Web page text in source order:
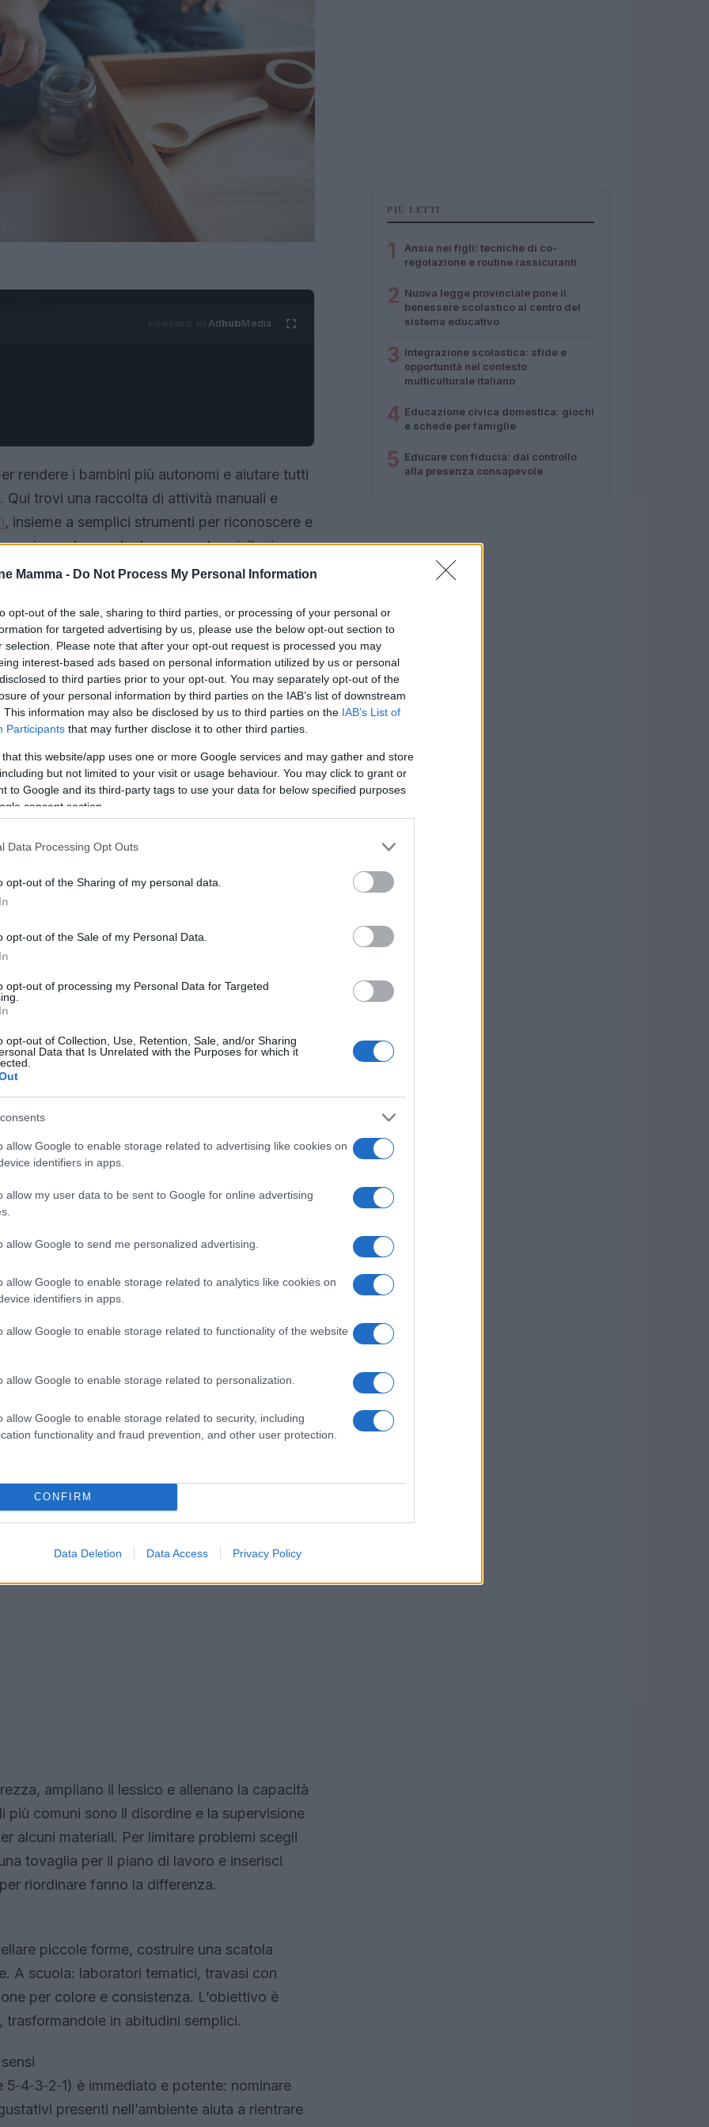
Mamma - Do Not Process My Personal Information
opt-out of the sale, sharing to third parties, or processing of your personal or
for targeted advertising by us, please use the below opt-out section to
selection. Please note that after your opt-out request is processed you may
interest-based ads based on personal information utilized by us or personal
to third parties prior to your opt-out. You may separately opt-out of the
of your personal information by third parties on the IAB’s list of downstream
This information may also be disclosed by us to third parties on the IAB’s List of
Participants that may further disclose it to other third parties.
that this website/app uses one or more Google services and may gather and store
but not limited to your visit or usage behaviour. You may click to grant or
to Google and its third-party tags to use your data for below specified purposes
consent section.
Data Processing Opt Outs
opt-out of the Sharing of my personal data.
opt-out of the Sale of my Personal Data.
opt-out of processing my Personal Data for Targeted
opt-out of Collection, Use, Retention, Sale, and/or Sharing
Data that Is Unrelated with the Purposes for which it
allow Google to enable storage related to advertising like cookies on
identifiers in apps.
allow my user data to be sent to Google for online advertising
allow Google to send me personalized advertising.
allow Google to enable storage related to analytics like cookies on
identifiers in apps.
allow Google to enable storage related to functionality of the website
allow Google to enable storage related to personalization.
allow Google to enable storage related to security, including
functionality and fraud prevention, and other user protection.
CONFIRM
Data Deletion Data Access Privacy Policy
AdhubMedia
rendere i bambini più autonomi e aiutare tutti
trovi una raccolta di attività manuali e
, insieme a semplici strumenti per riconoscere e
sia per la scuola. Le proposte privilegiano
ripetibili: ingredienti che, se applicati con
introduzione rapida, dimostrazione
Il formato ideale è 10–20 minuti:
L’adulto non svolge il compito al posto
con calma e interviene solo quando
motricità fine, la pianificazione dei gesti e la
Prova la “scatola azzurra” con piccoli
(pasta di sale o paste al bicarbonato) e
e coordinazione mano‑occhio. Queste
impressioni e sensazioni — utile per arricchire
una postazione ordinata con pochi
il procedimento; poi lascia che il
— da compiti più guidati a una crescente
sia sicurezza nel gesto. Meglio
lunghe attività sporadiche: la regolarità
ampliano il lessico e allenano la capacità
più comuni sono il disordine e la supervisione
alcuni materiali. Per limitare problemi scegli
tovaglia per il piano di lavoro e inserisci
riordinare fanno la differenza.
piccole forme, costruire una scatola
A scuola: laboratori tematici, travasi con
per colore e consistenza. L’obiettivo è
in abitudini semplici.
è immediato e potente: nominare
presenti nell’ambiente aiuta a rientrare
PIÙ LETTI
1
Ansia nei figli: tecniche di co-
regolazione e routine rassicuranti
2 Nuova legge provinciale pone il
benessere scolastico al centro del
sistema educativo
3 Integrazione scolastica: sfide e
opportunità nel contesto
multiculturale italiano
4 Educazione civica domestica: giochi
e schede per famiglie
5 Educare con fiducia: dal controllo
alla presenza consapevole